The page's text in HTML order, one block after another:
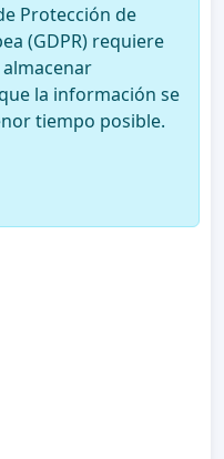
Protección de
(GDPR) requiere
la información se
tiempo posible.